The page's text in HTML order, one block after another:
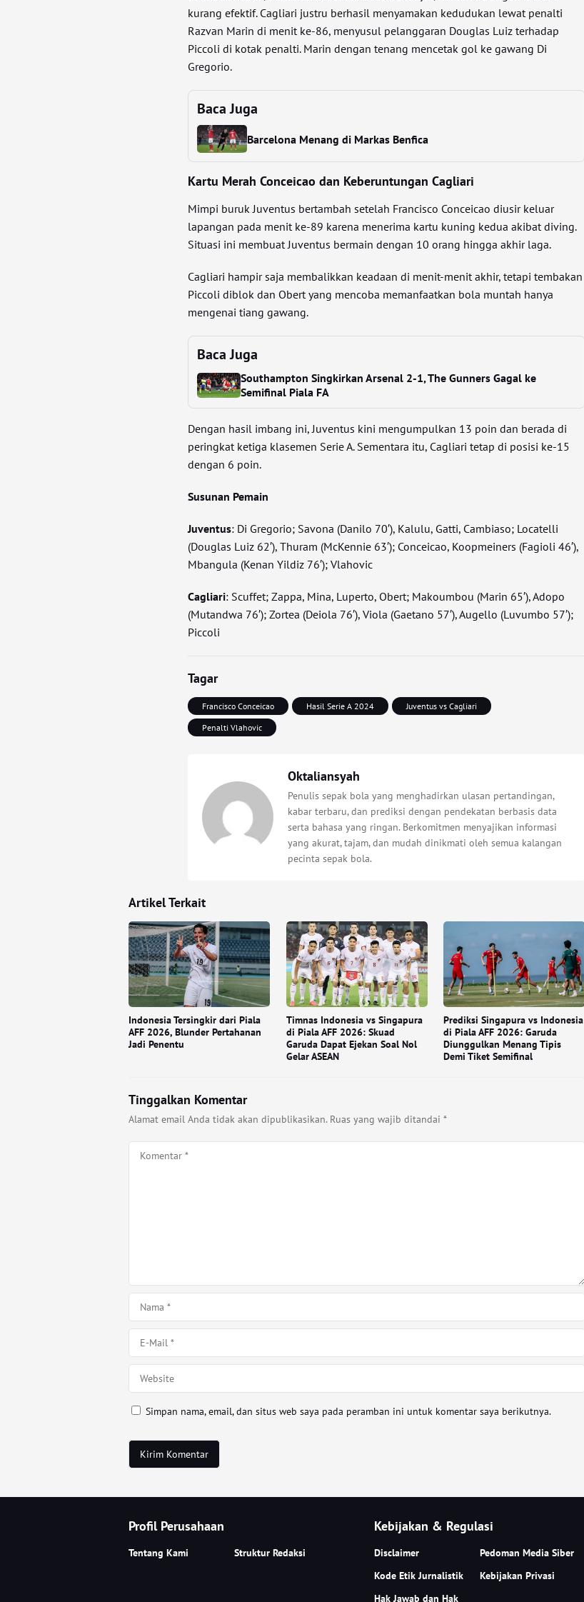
kurang efektif. Cagliari justru berhasil menyamakan kedudukan lewat penalti
Razvan Marin di menit ke-86, menyusul pelanggaran Douglas Luiz terhadap
Piccoli di kotak penalti. Marin dengan tenang mencetak gol ke gawang Di
Gregorio.
Baca Juga
Barcelona Menang di Markas Benfica
Kartu Merah Conceicao dan Keberuntungan Cagliari
Mimpi buruk Juventus bertambah setelah Francisco Conceicao diusir keluar
lapangan pada menit ke-89 karena menerima kartu kuning kedua akibat diving.
Situasi ini membuat Juventus bermain dengan 10 orang hingga akhir laga.
Cagliari hampir saja membalikkan keadaan di menit-menit akhir, tetapi tembakan
Piccoli diblok dan Obert yang mencoba memanfaatkan bola muntah hanya
mengenai tiang gawang.
Baca Juga
Southampton Singkirkan Arsenal 2-1, The Gunners Gagal ke
Semifinal Piala FA
Dengan hasil imbang ini, Juventus kini mengumpulkan 13 poin dan berada di
peringkat ketiga klasemen Serie A. Sementara itu, Cagliari tetap di posisi ke-15
dengan 6 poin.
Susunan Pemain
Juventus: Di Gregorio; Savona (Danilo 70′), Kalulu, Gatti, Cambiaso; Locatelli
(Douglas Luiz 62′), Thuram (McKennie 63′); Conceicao, Koopmeiners (Fagioli 46′),
Mbangula (Kenan Yildiz 76′); Vlahovic
Cagliari: Scuffet; Zappa, Mina, Luperto, Obert; Makoumbou (Marin 65′), Adopo
(Mutandwa 76′); Zortea (Deiola 76′), Viola (Gaetano 57′), Augello (Luvumbo 57′);
Piccoli
Tagar
Francisco Conceicao Hasil Serie A 2024
Juventus vs Cagliari
Penalti Vlahovic
Oktaliansyah
Penulis sepak bola yang menghadirkan ulasan pertandingan,
kabar terbaru, dan prediksi dengan pendekatan berbasis data
serta bahasa yang ringan. Berkomitmen menyajikan informasi
yang akurat, tajam, dan mudah dinikmati oleh semua kalangan
pecinta sepak bola.
Artikel Terkait
Indonesia Tersingkir dari Piala
AFF 2026, Blunder Pertahanan
Jadi Penentu
Timnas Indonesia vs Singapura
di Piala AFF 2026: Skuad
Garuda Dapat Ejekan Soal Nol
Gelar ASEAN
Prediksi Singapura vs Indonesia
di Piala AFF 2026: Garuda
Diunggulkan Menang Tipis
Demi Tiket Semifinal
Tinggalkan Komentar
Alamat email Anda tidak akan dipublikasikan. Ruas yang wajib ditandai *
Simpan nama, email, dan situs web saya pada peramban ini untuk komentar saya berikutnya.
Profil Perusahaan
Tentang Kami Struktur Redaksi
Kebijakan & Regulasi
Disclaimer
Pedoman Media Siber
Kode Etik Jurnalistik
Kebijakan Privasi
Hak Jawab dan Hak